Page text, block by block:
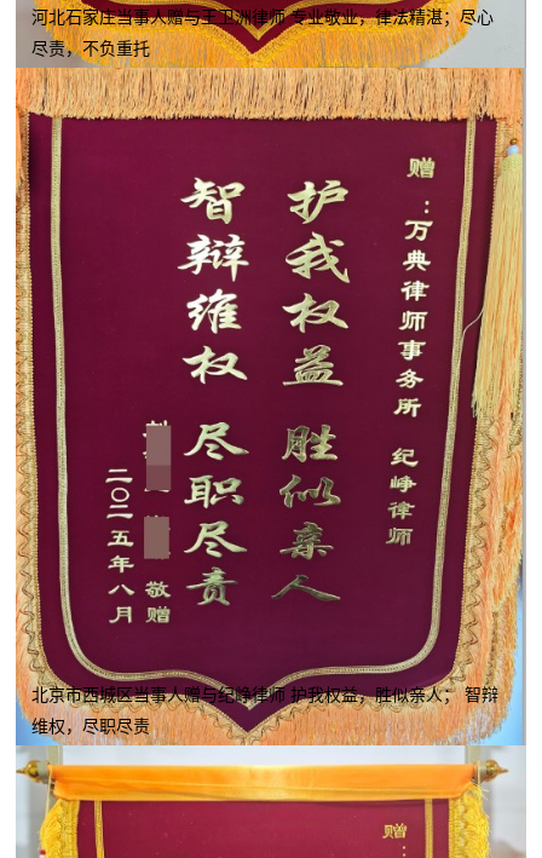
河北石家庄当事人赠与王卫洲律师 专业敬业，律法精湛；尽心
尽责，不负重托
北京市西城区当事人赠与纪峥律师 护我权益，胜似亲人； 智辩
维权，尽职尽责